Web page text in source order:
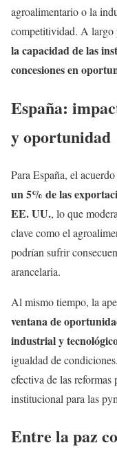
agroalimentario o la
competitividad. A largo
la capacidad de las
concesiones en
España:
y oportunidad
Para España, el
un 5% de las
EE. UU., lo que
clave como el
podrían sufrir
arancelaria.
Al mismo tiempo, la
ventana de
industrial y
igualdad de
efectiva de las
institucional para las
Entre la paz